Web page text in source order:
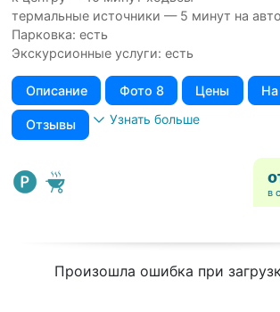
термальные источники — 5 минут на авто
Парковка: есть
Экскурсионные услуги: есть
Описание Фото 8 Цены На
Отзывы Узнать больше
в
Произошла ошибка при